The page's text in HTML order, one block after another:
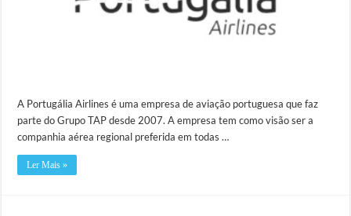
A Portugália Airlines é uma empresa de aviação portuguesa que faz
parte do Grupo TAP desde 2007. A empresa tem como visão ser a
companhia aérea regional preferida em todas …
Ler Mais »